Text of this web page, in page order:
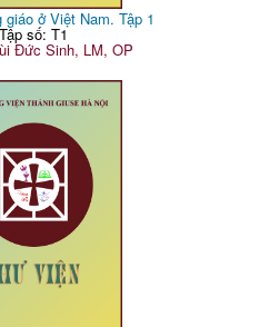
giáo ở Việt Nam. Tập 1
Tập số: T1
Đức Sinh, LM, OP